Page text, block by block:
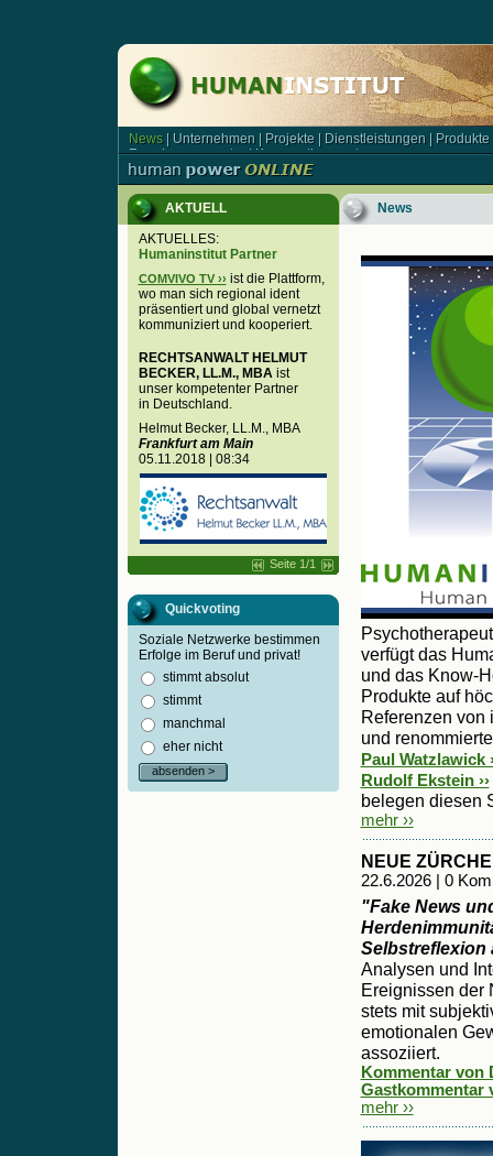
News | Unternehmen | Projekte | Dienstleistungen |
Forschungsagentur | Kooperationspartner
News| Unternehmen| Projekte| Dienstleistungen| Produkte
Forschungsagentur|Kooperationspartner
AKTUELL
News
AKTUELLES:
Humaninstitut Partner
COMVIVO TV ›› ist die Plattform,
wo man sich regional ident
präsentiert und global vernetzt
kommuniziert und kooperiert.
RECHTSANWALT HELMUT
BECKER, LL.M., MBAist
unser kompetenter Partner
in Deutschland.
Helmut Becker, LL.M., MBA
Frankfurt am Main
05.11.2018 | 08:34
Seite 1/1
Quickvoting
Soziale Netzwerke bestimmen
Erfolge im Beruf und privat!
stimmt absolut
stimmt
manchmal
eher nicht
absenden >
verfügt das
und das Know-
Produkte auf
Referenzen von
und
Paul Watzlawick
Rudolf Ekstein ››
belegen diesen
mehr ››
NEUE
22.6.2026 | 0
"Fake News
Selbstreflexion
Analysen und
Ereignissen der
stets mit
emotionalen
assoziiert.
Kommentar von
Gastkommentar
mehr ››